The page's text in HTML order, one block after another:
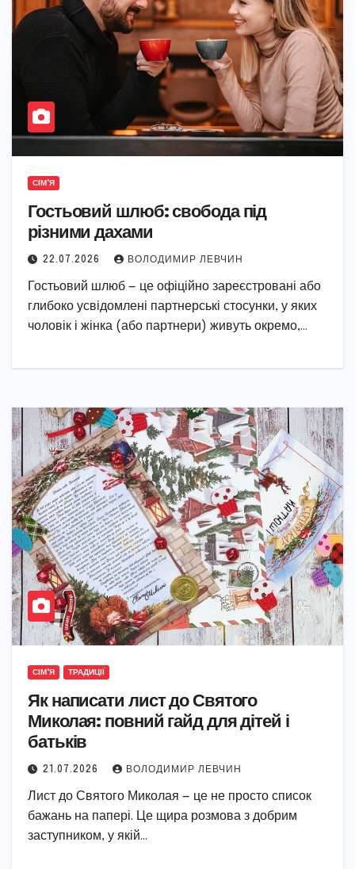
СІМ'Я
Гостьовий шлюб: свобода під
різними дахами
22.07.2026 ВОЛОДИМИР ЛЕВЧИН
Гостьовий шлюб — це офіційно зареєстровані або
глибоко усвідомлені партнерські стосунки, у яких
чоловік і жінка (або партнери) живуть окремо,…
СІМ'Я ТРАДИЦІЇ
Як написати лист до Святого
Миколая: повний гайд для дітей і
батьків
21.07.2026 ВОЛОДИМИР ЛЕВЧИН
Лист до Святого Миколая — це не просто список
бажань на папері. Це щира розмова з добрим
заступником, у якій…